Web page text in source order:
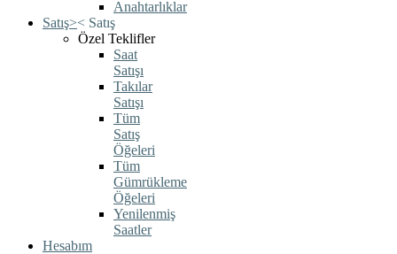
Anahtarlıklar
Satış>< Satış
Özel Teklifler
Saat
Satışı
Takılar
Satışı
Tüm
Satış
Öğeleri
Tüm
Gümrükleme
Öğeleri
Yenilenmiş
Saatler
Hesabım